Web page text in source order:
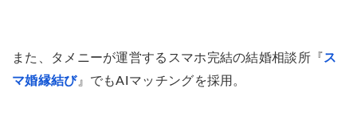
また、タメニーが運営するスマホ完結の結婚相談所『 ス
マ婚縁結び』でもAIマッチングを採用。